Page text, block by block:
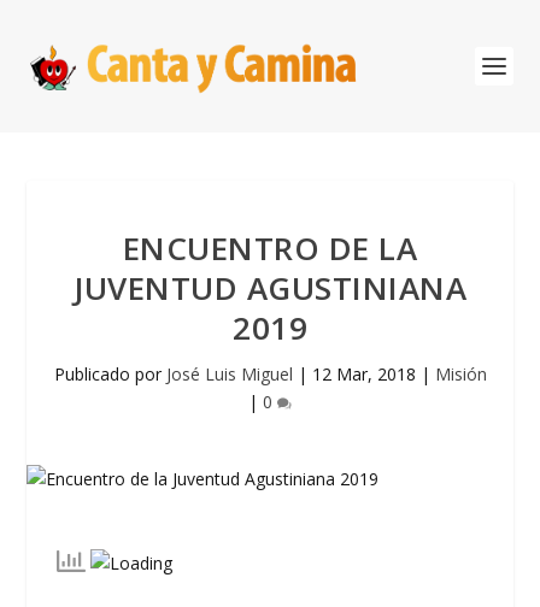
ENCUENTRO DE LA
JUVENTUD AGUSTINIANA
2019
Publicado por José Luis Miguel | 12 Mar, 2018 | Misión
| 0